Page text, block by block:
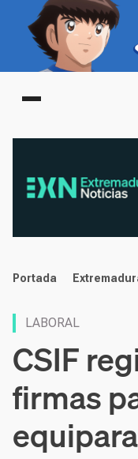
Main menu
noticias
Portada
LABORAL
CSIF
firmas